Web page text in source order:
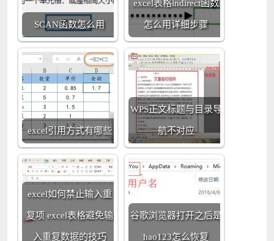
SCAN函数怎么用
excel表格indirect函数
怎么用详细步骤
excel引用方式有哪些
WPS正文标题与目录导
航不对应
excel如何禁止输入重
复项 excel表格避免输
入重复数据的技巧
谷歌浏览器打开之后是
hao123怎么恢复